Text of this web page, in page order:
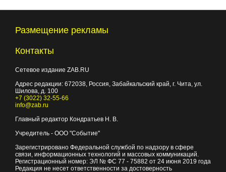
Размещение рекламы
Контакты
Сетевое издание ZAB.RU
Адрес редакции: 672038, Россия, Забайкальский край, г. Чита, ул.
Шилова, д. 100
+7 (3022) 32-55-66
info@zab.ru
Главный редактор Кондратьев Н. В.
Учредитель - ООО "Событие"
Зарегистрировано Федеральной службой по надзору в сфере
связи, информационных технологий и массовых коммуникаций.
Регистрационный номер: ЭЛ № ФС 77 - 75882 от 24 июня 2019 года
Редакция не несет ответственности за достоверность